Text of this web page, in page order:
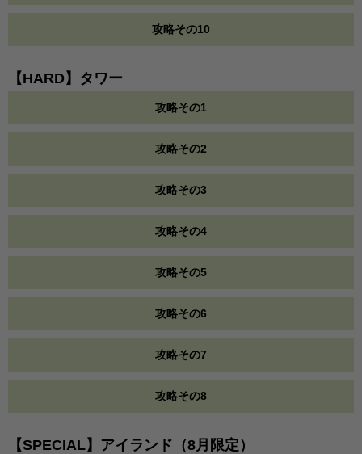
攻略その10
【HARD】タワー
攻略その1
攻略その2
攻略その3
攻略その4
攻略その5
攻略その6
攻略その7
攻略その8
【SPECIAL】アイランド（8月限定）